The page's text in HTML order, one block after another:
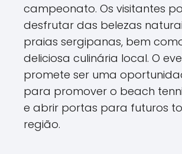
campeonato. Os visitantes
desfrutar das belezas
praias sergipanas, bem
deliciosa culinária local. O
promete ser uma
para promover o beach
e abrir portas para futuros
região.